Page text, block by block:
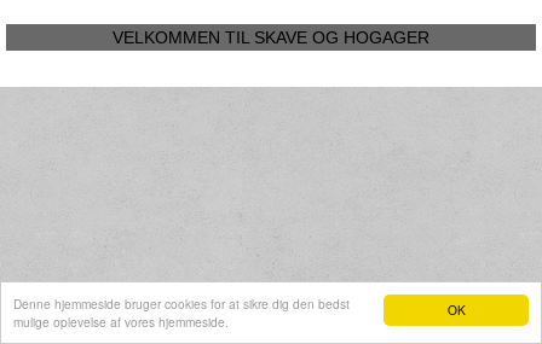
OK
Denne hjemmeside bruger cookies for at sikre dig den bedst
mulige oplevelse af vores hjemmeside.
VELKOMMEN TIL SKAVE OG HOGAGER
Hjemmeside fra e-hjemmeside.dk